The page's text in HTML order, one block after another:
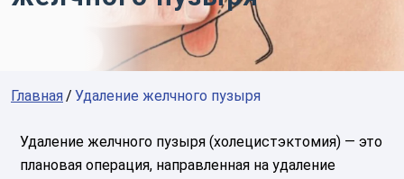
Главная Удаление желчного пузыря
Удаление желчного пузыря (холецистэктомия) — это
плановая операция, направленная на удаление